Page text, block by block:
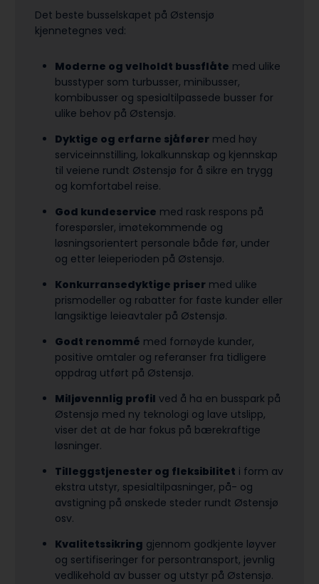
Det beste busselskapet på Østensjø
kjennetegnes ved:
Moderne og velholdt bussflåte med ulike
busstyper som turbusser, minibusser,
kombibusser og spesialtilpassede busser for
ulike behov på Østensjø.
Dyktige og erfarne sjåfører med høy
serviceinnstilling, lokalkunnskap og kjennskap
til veiene rundt Østensjø for å sikre en trygg
og komfortabel reise.
God kundeservice med rask respons på
forespørsler, imøtekommende og
løsningsorientert personale både før, under
og etter leieperioden på Østensjø.
Konkurransedyktige priser med ulike
prismodeller og rabatter for faste kunder eller
langsiktige leieavtaler på Østensjø.
Godt renommé med fornøyde kunder,
positive omtaler og referanser fra tidligere
oppdrag utført på Østensjø.
Miljøvennlig profil ved å ha en busspark på
Østensjø med ny teknologi og lave utslipp,
viser det at de har fokus på bærekraftige
løsninger.
Tilleggstjenester og fleksibilitet i form av
ekstra utstyr, spesialtilpasninger, på- og
avstigning på ønskede steder rundt Østensjø
osv.
Kvalitetssikring gjennom godkjente løyver
og sertifiseringer for persontransport, jevnlig
vedlikehold av busser og utstyr på Østensjø.